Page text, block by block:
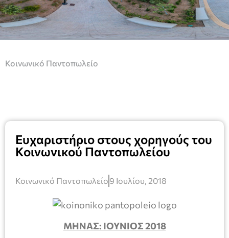
Κοινωνικό Παντοπωλείο
Ευχαριστήριο στους χορηγούς του
Κοινωνικού Παντοπωλείου
Κοινωνικό Παντοπωλείο 9 Ιουλίου, 2018
ΜΗΝΑΣ: ΙΟΥΝΙΟΣ 2018